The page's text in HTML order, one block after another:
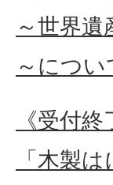
～世界
～につい
《受付
「木製